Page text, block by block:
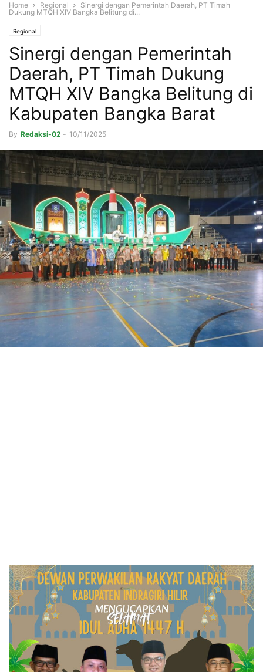
Home Regional
Sinergi dengan Pemerintah Daerah, PT Timah
Dukung MTQH XIV Bangka Belitung di...
Regional
Sinergi dengan Pemerintah
Daerah, PT Timah Dukung
MTQH XIV Bangka Belitung di
Kabupaten Bangka Barat
By Redaksi-02 - 10/11/2025